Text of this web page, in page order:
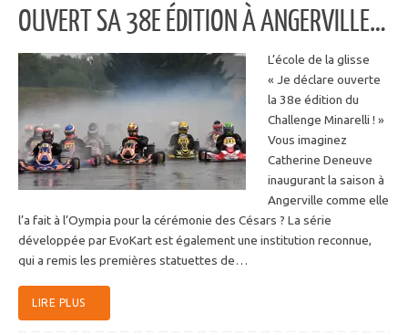
OUVERT SA 38E ÉDITION À ANGERVILLE…
L’école de la glisse
« Je déclare ouverte
la 38e édition du
Challenge Minarelli ! »
Vous imaginez
Catherine Deneuve
inaugurant la saison à
Angerville comme elle
l’a fait à l’Oympia pour la cérémonie des Césars ? La série
développée par EvoKart est également une institution reconnue,
qui a remis les premières statuettes de…
LIRE PLUS